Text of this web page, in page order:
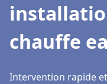
chauffe
Intervention rapide